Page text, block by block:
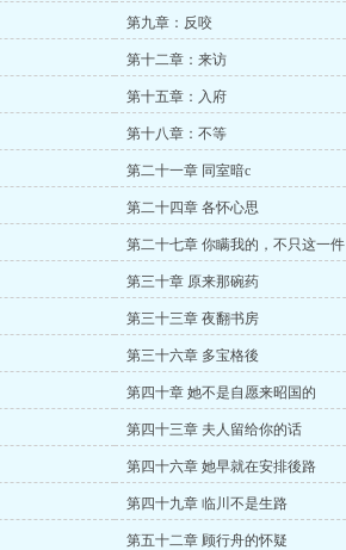
第九章：反咬
第十二章：来访
第十五章：入府
第十八章：不等
第二十一章 同室暗c
第二十四章 各怀心思
第二十七章 你瞒我的，不只这一件
第三十章 原来那碗药
第三十三章 夜翻书房
第三十六章 多宝格後
第四十章 她不是自愿来昭国的
第四十三章 夫人留给你的话
第四十六章 她早就在安排後路
第四十九章 临川不是生路
第五十二章 顾行舟的怀疑